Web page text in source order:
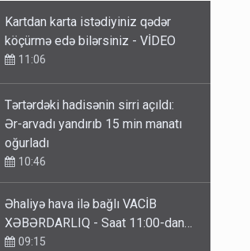
Tərtərdəki hadisənin sirri açıldı:
Ər-arvadı yandırıb 15 min manatı
oğurladı
Əhaliyə hava ilə bağlı VACİB
XƏBƏRDARLIQ - Saat 11:00-dan…
09:15
ŞOK! David Seliverstov ölkədən
qaçdı
6 Avqust 14:14